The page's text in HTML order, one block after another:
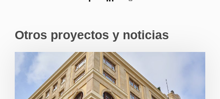
Otros proyectos y noticias